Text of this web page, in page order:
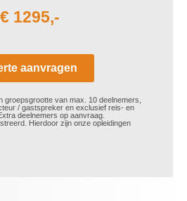
€ 1295,-
aanvragen
groepsgrootte van max. 10 deelnemers,
/ gastspreker en exclusief reis- en
deelnemers op aanvraag.​
Hierdoor zijn onze opleidingen